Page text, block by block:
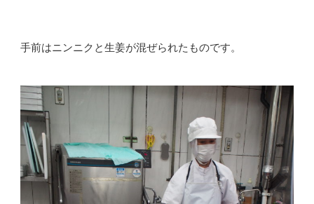
手前はニンニクと生姜が混ぜられたものです。